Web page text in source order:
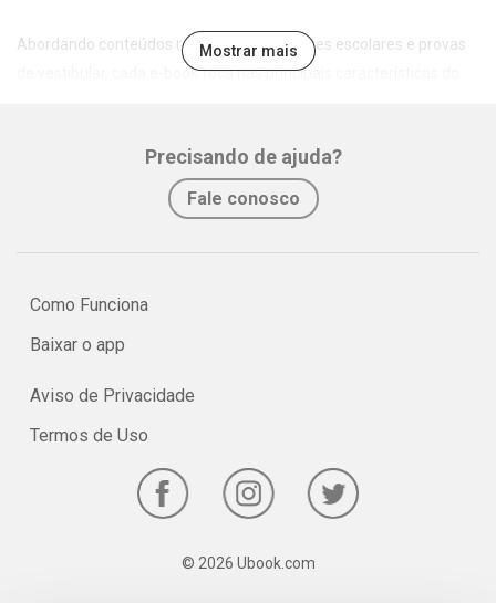
Abordando conteúdos recorrentes em testes escolares e provas
de vestibular, cada e-book foca nas principais características do
No e-book "Prof. explica!” História para o 2º ano do Ensino Médio
serão vistos os principais pontos e características do período
Mostrar mais
Precisando de ajuda?
Fale conosco
Como Funciona
Baixar o app
Aviso de Privacidade
Termos de Uso
© 2026 Ubook.com